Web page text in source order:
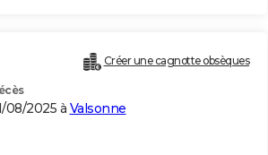
Créer une cagnotte obsèques
08/2025 à Valsonne